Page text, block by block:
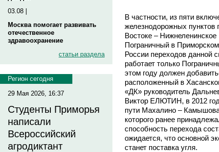
03.08 |
Москва помогает развивать
отечественное
здравоохранение
статьи раздела
Регион сегодня
29 Мая 2026, 16:37
Студенты Приморья
написали
Всероссийский
агродиктант
В частности, из пяти
железнодорожных пунктов
Востоке –
Пограничный в
России переходов данной
работает только
этом году должен
расположенный в
«ДК» руководитель
Виктор ЕЛЮТИН, в 2012
пути Махалино –
которого ранее
способность перехода
ожидается, что основной
станет поставка угля.